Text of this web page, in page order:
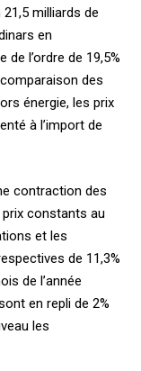
milliards de
en
l’ordre de 19,5%
des
énergie, les prix
à l’import de
contraction des
constants au
et les
de 11,3%
de l’année
en repli de 2%
les